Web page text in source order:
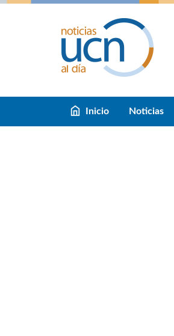
Inicio Noticias